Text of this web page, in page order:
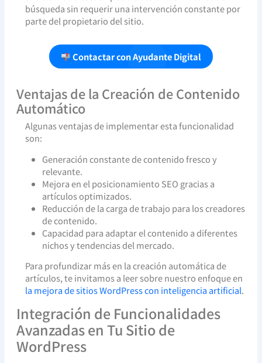
búsqueda sin requerir una intervención constante por
parte del propietario del sitio.
Contactar con Ayudante Digital
Ventajas de la Creación de Contenido
Automático
Algunas ventajas de implementar esta funcionalidad
son:
Generación constante de contenido fresco y
relevante.
Mejora en el posicionamiento SEO gracias a
artículos optimizados.
Reducción de la carga de trabajo para los creadores
de contenido.
Capacidad para adaptar el contenido a diferentes
nichos y tendencias del mercado.
Para profundizar más en la creación automática de
artículos, te invitamos a leer sobre nuestro enfoque en
la mejora de sitios WordPress con inteligencia artificial.
Integración de Funcionalidades
Avanzadas en Tu Sitio de
WordPress